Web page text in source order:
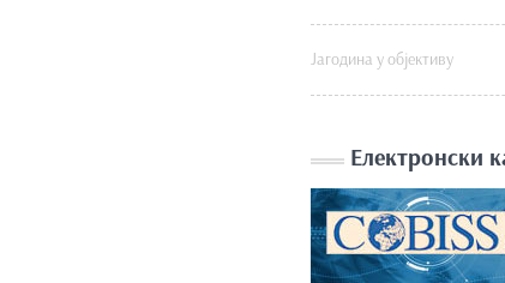
Јагодина у објективу
Електронски